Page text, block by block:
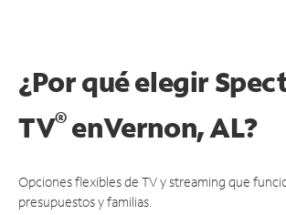
¿Por qué elegir
TV®enVernon, AL?
Opciones flexibles de TV y streaming que
presupuestos y familias.